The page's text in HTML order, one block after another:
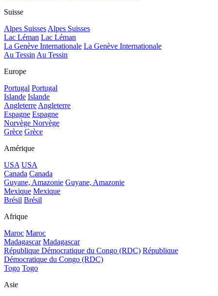
Suisse
Alpes Suisses Alpes Suisses
Lac Léman Lac Léman
La Genève Internationale La Genève Internationale
Au Tessin Au Tessin
Europe
Portugal Portugal
Islande Islande
Angleterre Angleterre
Espagne Espagne
Norvège Norvège
Grèce Grèce
Amérique
USA USA
Canada Canada
Guyane, Amazonie Guyane, Amazonie
Mexique Mexique
Brésil Brésil
Afrique
Maroc Maroc
Madagascar Madagascar
République Démocratique du Congo (RDC) République
Démocratique du Congo (RDC)
Togo Togo
Asie